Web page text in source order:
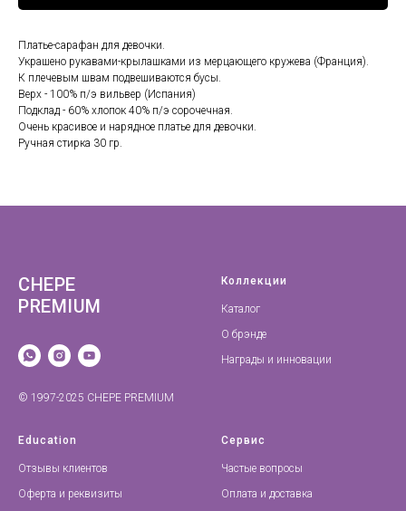
Платье-сарафан для девочки.
Украшено рукавами-крылашками из мерцающего кружева (Франция).
К плечевым швам подвешиваются бусы.
Верх - 100% п/э вильвер (Испания)
Подклад - 60% хлопок 40% п/э сорочечная.
Очень красивое и нарядное платье для девочки.
Ручная стирка 30 гр.
CHEPE
PREMIUM
© 1997-2025 CHEPE PREMIUM
Коллекции
Каталог
О брэнде
Награды и инновации
Education
Отзывы клиентов
Оферта и реквизиты
Сервис
Частые вопросы
Оплата и доставка